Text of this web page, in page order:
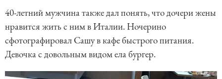
40-летний мужчина также дал понять, что дочери жены
нравится жить с ним в Италии. Ночерино
сфотографировал Сашу в кафе быстрого питания.
Девочка с довольным видом ела бургер.